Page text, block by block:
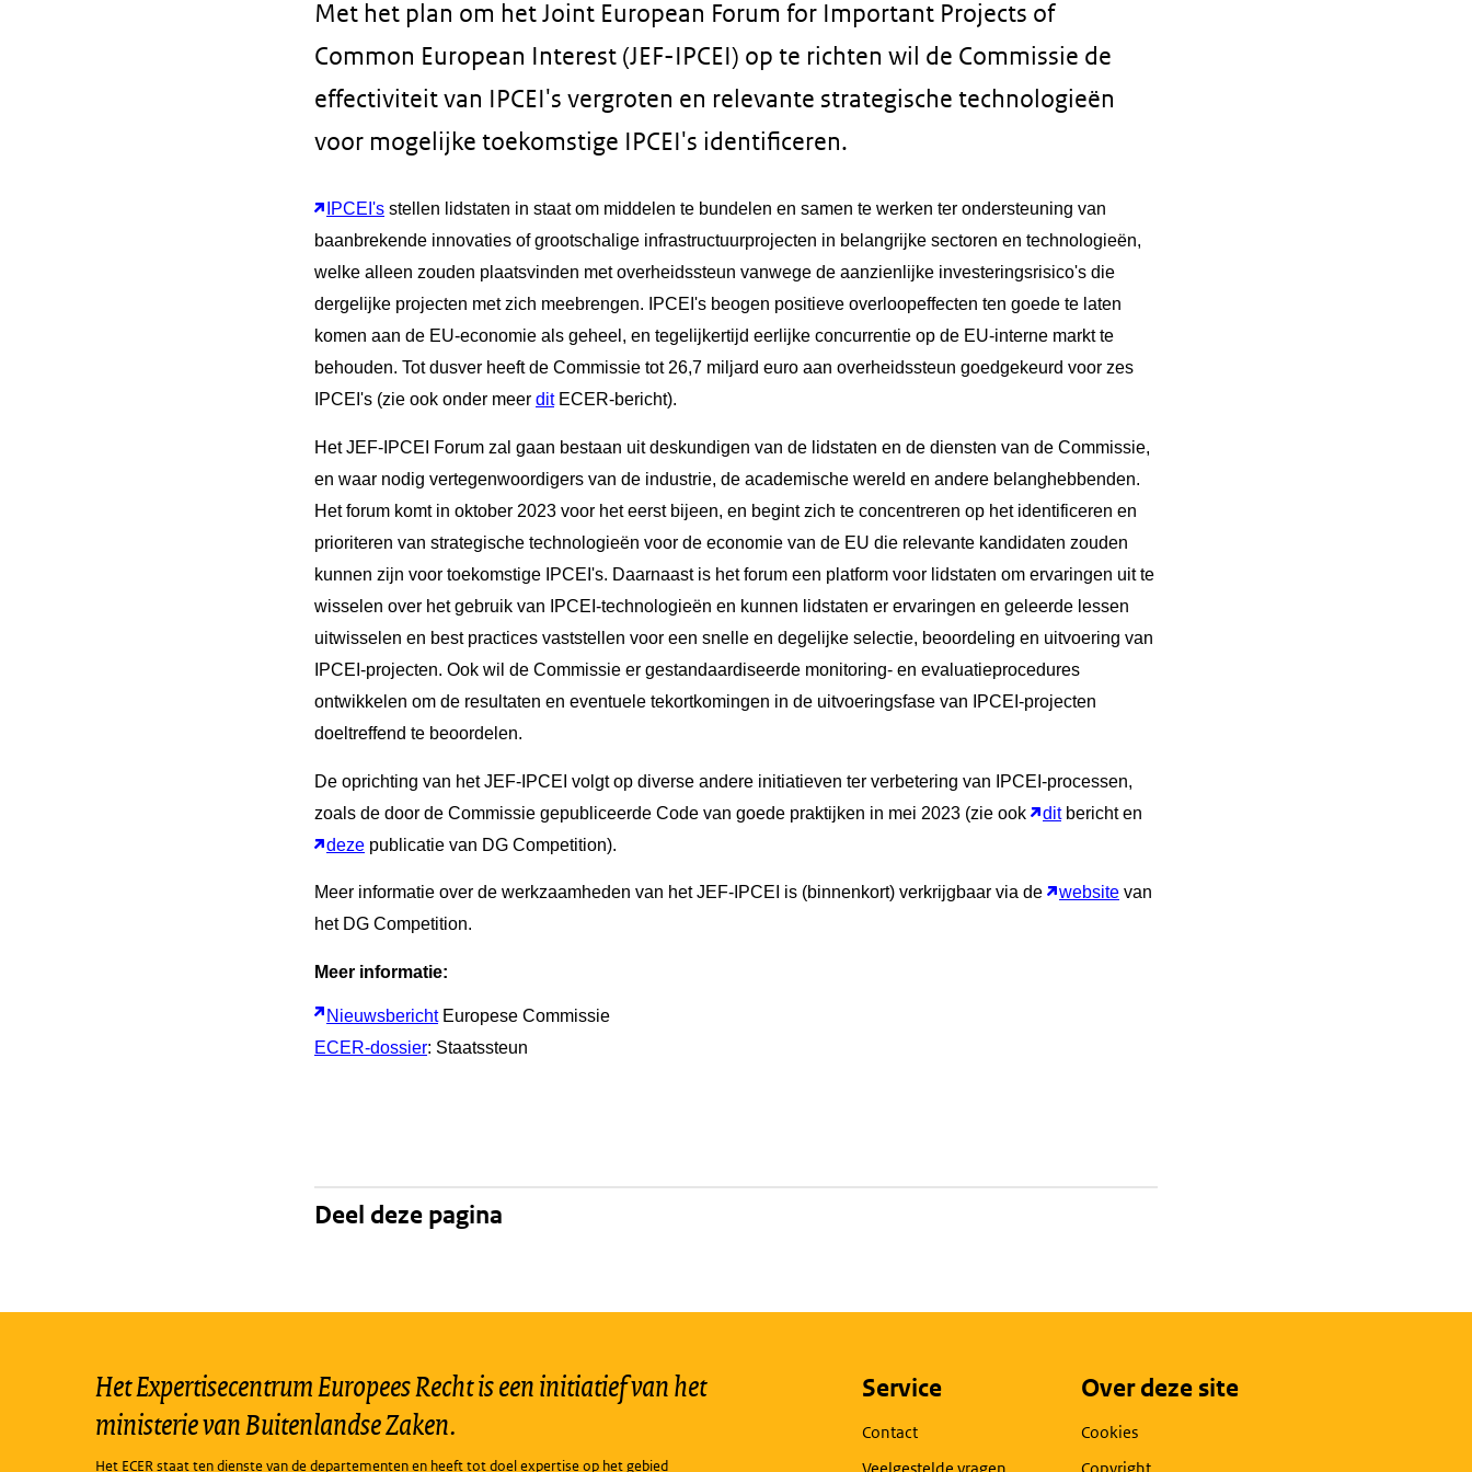
Met het plan om het Joint European Forum for Important Projects of
Common European Interest (JEF-IPCEI) op te richten wil de Commissie de
effectiviteit van IPCEI's vergroten en relevante strategische technologieën
voor mogelijke toekomstige IPCEI's identificeren.
IPCEI's stellen lidstaten in staat om middelen te bundelen en samen te werken ter ondersteuning van
baanbrekende innovaties of grootschalige infrastructuurprojecten in belangrijke sectoren en technologieën,
welke alleen zouden plaatsvinden met overheidssteun vanwege de aanzienlijke investeringsrisico's die
dergelijke projecten met zich meebrengen. IPCEI's beogen positieve overloopeffecten ten goede te laten
komen aan de EU-economie als geheel, en tegelijkertijd eerlijke concurrentie op de EU-interne markt te
behouden. Tot dusver heeft de Commissie tot 26,7 miljard euro aan overheidssteun goedgekeurd voor zes
IPCEI's (zie ook onder meer ditECER-bericht).
Het JEF-IPCEI Forum zal gaan bestaan uit deskundigen van de lidstaten en de diensten van de Commissie,
en waar nodig vertegenwoordigers van de industrie, de academische wereld en andere belanghebbenden.
Het forum komt in oktober 2023 voor het eerst bijeen, en begint zich te concentreren op het identificeren en
prioriteren van strategische technologieën voor de economie van de EU die relevante kandidaten zouden
kunnen zijn voor toekomstige IPCEI's. Daarnaast is het forum een platform voor lidstaten om ervaringen uit te
wisselen over het gebruik van IPCEI-technologieën en kunnen lidstaten er ervaringen en geleerde lessen
uitwisselen en best practices vaststellen voor een snelle en degelijke selectie, beoordeling en uitvoering van
IPCEI-projecten. Ook wil de Commissie er gestandaardiseerde monitoring- en evaluatieprocedures
ontwikkelen om de resultaten en eventuele tekortkomingen in de uitvoeringsfase van IPCEI-projecten
doeltreffend te beoordelen.
De oprichting van het JEF-IPCEI volgt op diverse andere initiatieven ter verbetering van IPCEI-processen,
zoals de door de Commissie gepubliceerde Code van goede praktijken in mei 2023 (zie ook
ditbericht en
deze publicatie van DG Competition).
Meer informatie over de werkzaamheden van het JEF-IPCEI is (binnenkort) verkrijgbaar via de website van
het DG Competition.
Meer informatie:
NieuwsberichtEuropese Commissie
ECER-dossier: Staatssteun
Deel deze pagina
Het Expertisecentrum Europees Recht is een initiatief van het
ministerie van Buitenlandse Zaken.
Het ECER staat ten dienste van de departementen en heeft tot doel expertise op het gebied
Service
Contact
Over deze site
Cookies